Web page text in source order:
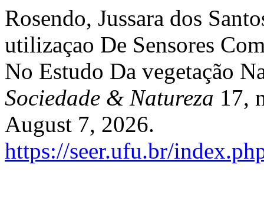
Rosendo, Jussara dos
utilizaçao De Sensores
No Estudo Da vegetação
Sociedade & Natureza 17,
August 7, 2026.
https://seer.ufu.br/